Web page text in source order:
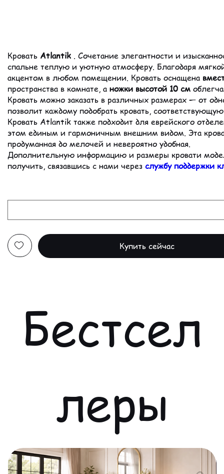
Кровать Atlantik . Сочетание элегантности и
спальне теплую и уютную атмосферу. Благодаря
акцентом в любом помещении. Кровать оснащена
пространства в комнате, а ножки высотой 10 см
Кровать можно заказать в различных размерах — от
позволит каждому подобрать кровать,
Кровать Atlantik также подходит для еврейского
этом единым и гармоничным внешним видом. Эта
продуманная до мелочей и невероятно удобная.
Дополнительную информацию и размеры кровати
получить, связавшись с нами через службу поддержки
Купить сейчас
Бестсел
леры